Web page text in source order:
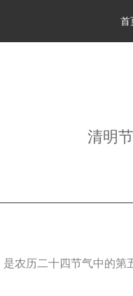
首
清明
农历二十四节气中的